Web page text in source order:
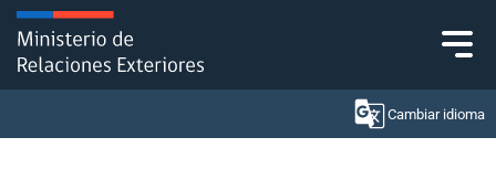
Click acá para ir directamente al contenido
Cambiar idioma